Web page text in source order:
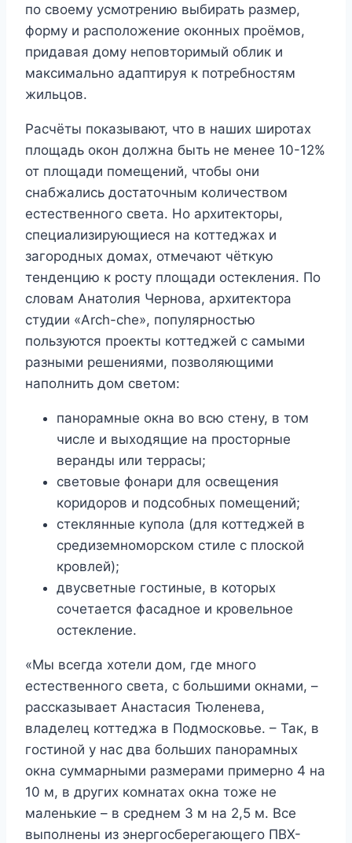
по своему усмотрению выбирать размер,
форму и расположение оконных проёмов,
придавая дому неповторимый облик и
максимально адаптируя к потребностям
жильцов.
Расчёты показывают, что в наших широтах
площадь окон должна быть не менее 10-12%
от площади помещений, чтобы они
снабжались достаточным количеством
естественного света. Но архитекторы,
специализирующиеся на коттеджах и
загородных домах, отмечают чёткую
тенденцию к росту площади остекления. По
словам Анатолия Чернова, архитектора
студии «Arch-che», популярностью
пользуются проекты коттеджей с самыми
разными решениями, позволяющими
наполнить дом светом:
панорамные окна во всю стену, в том
числе и выходящие на просторные
веранды или террасы;
световые фонари для освещения
коридоров и подсобных помещений;
стеклянные купола (для коттеджей в
средиземноморском стиле с плоской
кровлей);
двусветные гостиные, в которых
сочетается фасадное и кровельное
остекление.
«Мы всегда хотели дом, где много
естественного света, с большими окнами, –
рассказывает Анастасия Тюленева,
владелец коттеджа в Подмосковье. – Так, в
гостиной у нас два больших панорамных
окна суммарными размерами примерно 4 на
10 м, в других комнатах окна тоже не
маленькие – в среднем 3 м на 2,5 м. Все
выполнены из энергосберегающего ПВХ-